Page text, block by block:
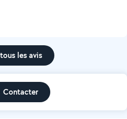
les avis
Contacter